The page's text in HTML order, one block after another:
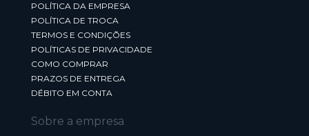
POLÍTICA DA EMPRESA
POLÍTICA DE TROCA
TERMOS E CONDIÇÕES
POLÍTICAS DE PRIVACIDADE
COMO COMPRAR
PRAZOS DE ENTREGA
DÉBITO EM CONTA
Sobre a empresa